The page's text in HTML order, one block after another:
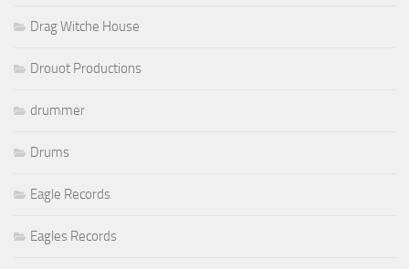
Drag Witche House
Drouot Productions
drummer
Drums
Eagle Records
Eagles Records